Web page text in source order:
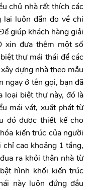
chủ nhà rất thích các
lại luôn đắn đo về chi
giúp khách hàng giải
xin đưa thêm một số
thự mái thái để các
dựng nhà theo mẫu
ngay ở tên gọi, bạn đã
loại biệt thự này, đó là
mái vát, xuất phát từ
đó được thiết kế cho
kiến trúc của người
cao khoảng 1 tầng,
ra khỏi thân nhà từ
hình khối kiến trúc
này luôn đứng đầu